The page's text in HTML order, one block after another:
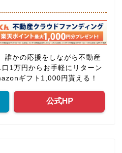
誰かの応援をしながら不動産
1万円からお手軽にリターン
ギフト1,000円貰える！
公式HP